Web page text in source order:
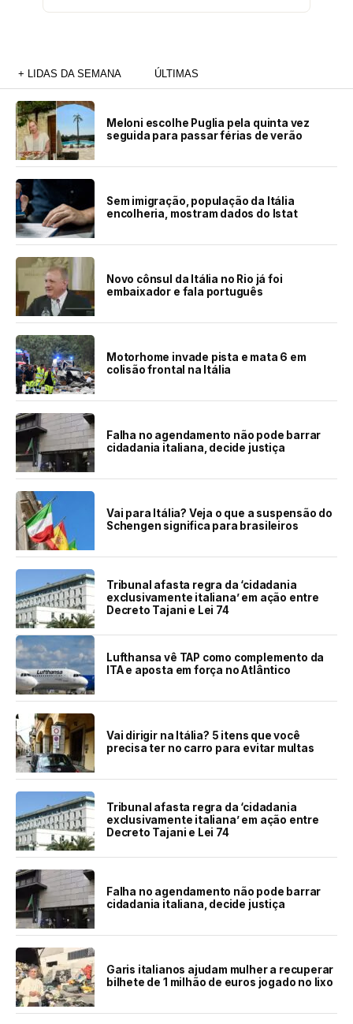
+ LIDAS DA SEMANA ÚLTIMAS
Meloni escolhe Puglia pela quinta vez
seguida para passar férias de verão
Sem imigração, população da Itália
encolheria, mostram dados do Istat
Novo cônsul da Itália no Rio já foi
embaixador e fala português
Motorhome invade pista e mata 6 em
colisão frontal na Itália
Falha no agendamento não pode barrar
cidadania italiana, decide justiça
Vai para Itália? Veja o que a suspensão do
Schengen significa para brasileiros
Tribunal afasta regra da ‘cidadania
exclusivamente italiana’ em ação entre
Decreto Tajani e Lei 74
Lufthansa vê TAP como complemento da
ITA e aposta em força no Atlântico
Vai dirigir na Itália? 5 itens que você
precisa ter no carro para evitar multas
Tribunal afasta regra da ‘cidadania
exclusivamente italiana’ em ação entre
Decreto Tajani e Lei 74
Falha no agendamento não pode barrar
cidadania italiana, decide justiça
Garis italianos ajudam mulher a recuperar
bilhete de 1 milhão de euros jogado no lixo